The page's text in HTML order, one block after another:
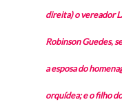
direita) o vereador
Robinson Guedes,
a esposa do
orquídea; e o filho